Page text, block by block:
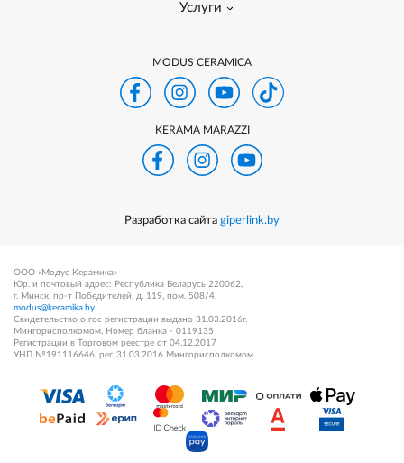
Услуги
MODUS CERAMICA
KERAMA MARAZZI
Разработка сайта giperlink.by
ООО «Модус Керамика»
Юр. и почтовый адрес: Республика Беларусь 220062,
г. Минск, пр-т Победителей, д. 119, пом. 508/4.
modus@keramika.by
Свидетельство о гос регистрации выдано 31.03.2016г.
Мингорисполкомом. Номер бланка - 0119135
Регистрации в Торговом реестре от 04.12.2017
УНП №191116646, рег. 31.03.2016 Мингорисполкомом